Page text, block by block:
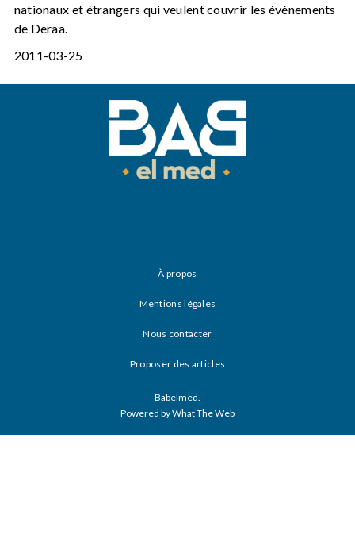
nationaux et étrangers qui veulent couvrir les événements
de Deraa.
2011-03-25
À propos
Mentions légales
Nous contacter
Proposer des articles
Babelmed.
Powered by What The Web